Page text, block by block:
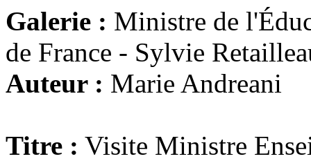
Galerie : Ministre de
de France - Sylvie
Auteur : Marie Andreani
Titre : Visite Ministre